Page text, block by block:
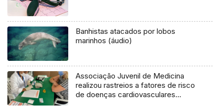
Banhistas atacados por lobos
marinhos (áudio)
Associação Juvenil de Medicina
realizou rastreios a fatores de risco
de doenças cardiovasculares